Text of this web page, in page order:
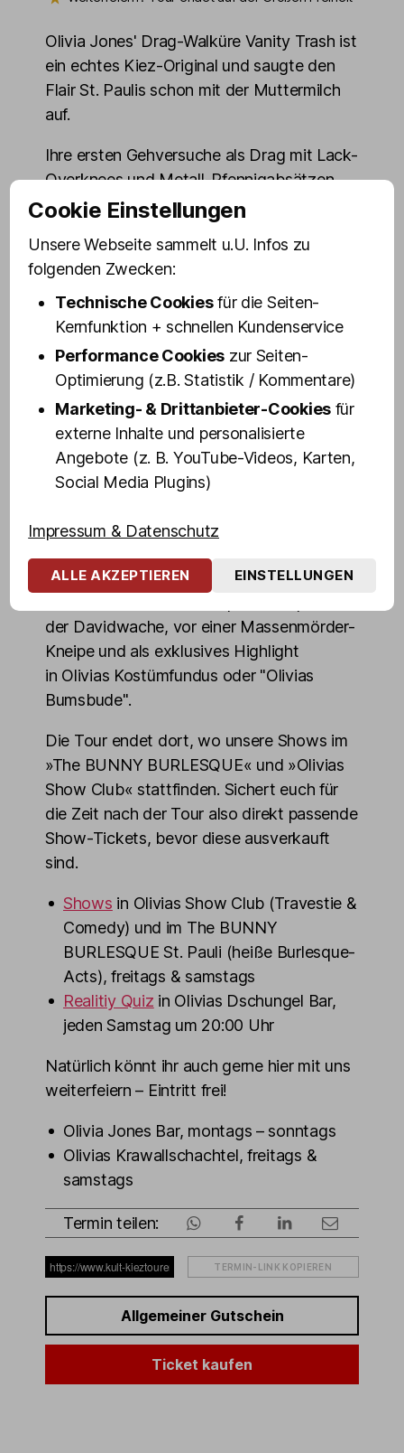
Olivia Jones' Drag-Walküre Vanity Trash ist
ein echtes Kiez-Original und saugte den
Flair St. Paulis schon mit der Muttermilch
auf.
Ihre ersten Gehversuche als Drag mit Lack-
Overknees und Metall-Pfennigabsätzen
fühlten sich an wie »Döner-Spieß auf
Hacken mit Gleichgewichtsstörungen«.
Mittlerweile ist Vanity Trash eine Drag-
Ikone auf St. Pauli.
Mit spitzer Zunge und derbem Humor
das Wichtigste, was ihr über St. Pauli und
die Reeperbahn wissen müsst, zeigt euch
die interessantesten Sehenswürdigkeiten
und gibt Insider-Einblicke in die
außergewöhnlichen Welten zwischen
Rampen-, Rot- und Blaulicht.
In rund 100 Minuten geht's von der Großen
Rotlicht-Dschungel mit Zwischenstopps
der Davidwache, vor einer Massenmörder-
Kneipe und als exklusives Highlight
in Olivias Kostümfundus oder "Olivias
Bumsbude".
Die Tour endet dort, wo unsere Shows im
»The BUNNY BURLESQUE« und »Olivias
Show Club« stattfinden. Sichert euch für
die Zeit nach der Tour also direkt passende
Show-Tickets, bevor diese ausverkauft
sind.
Shows in Olivias Show Club (Travestie &
Comedy) und im The BUNNY
BURLESQUE St. Pauli (heiße Burlesque-
Acts), freitags & samstags
Realitiy Quiz in Olivias Dschungel Bar,
jeden Samstag um 20:00 Uhr
Natürlich könnt ihr auch gerne hier mit uns
weiterfeiern – Eintritt frei!
Olivia Jones Bar, montags – sonntags
Olivias Krawallschachtel, freitags &
samstags
Termin teilen:
TERMIN-LINK KOPIEREN
Allgemeiner Gutschein
Ticket kaufen
Cookie Einstellungen
Unsere Webseite sammelt u.U. Infos zu
folgenden Zwecken:
Technische Cookiesfür die Seiten-
Kernfunktion + schnellen Kundenservice
Performance Cookies zur Seiten-
Optimierung (z.B. Statistik / Kommentare)
Marketing- & Drittanbieter-Cookies für
externe Inhalte und personalisierte
Angebote (z. B. YouTube-Videos, Karten,
Social Media Plugins)
Impressum & Datenschutz
ALLE AKZEPTIEREN EINSTELLUNGEN